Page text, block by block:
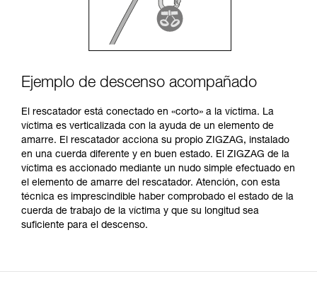
Ejemplo de descenso acompañado
El rescatador está conectado en «corto» a la víctima. La
víctima es verticalizada con la ayuda de un elemento de
amarre. El rescatador acciona su propio ZIGZAG, instalado
en una cuerda diferente y en buen estado. El ZIGZAG de la
víctima es accionado mediante un nudo simple efectuado en
el elemento de amarre del rescatador. Atención, con esta
técnica es imprescindible haber comprobado el estado de la
cuerda de trabajo de la víctima y que su longitud sea
suficiente para el descenso.